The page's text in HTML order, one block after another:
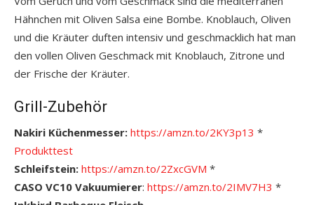
Hähnchen mit Oliven Salsa eine Bombe. Knoblauch, Oliven
und die Kräuter duften intensiv und geschmacklich hat man
den vollen Oliven Geschmack mit Knoblauch, Zitrone und
der Frische der Kräuter.
Grill-Zubehör
Nakiri Küchenmesser: https://amzn.to/2KY3p13 *
Produkttest
Schleifstein: https://amzn.to/2ZxcGVM *
CASO VC10 Vakuumierer: https://amzn.to/2IMV7H3 *